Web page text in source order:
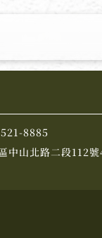
8885
中山北路二段112號